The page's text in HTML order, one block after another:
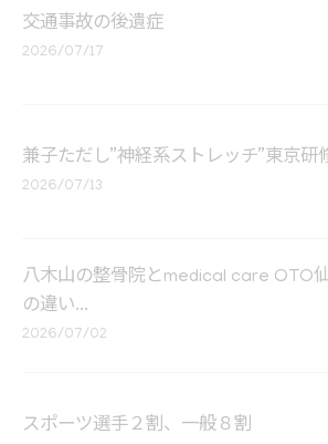
交通事故の後遺症
2026/07/17
兼子ただし”神経系ストレッチ”東京研
2026/07/13
八木山の整骨院とmedical care OTO
の違い...
2026/07/02
スポーツ選手２割、一般８割